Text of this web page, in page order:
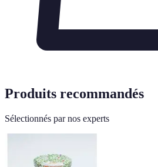
Produits recommandés
Sélectionnés par nos experts